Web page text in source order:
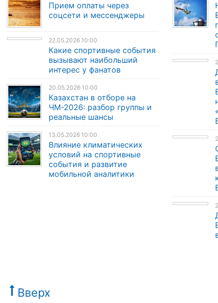
Прием оплаты через
соцсети и мессенджеры
22.05.2026 10:00
Какие спортивные события
вызывают наибольший
интерес у фанатов
20.05.2026 10:00
Казахстан в отборе на
ЧМ-2026: разбор группы и
реальные шансы
13.05.2026 10:00
Влияние климатических
условий на спортивные
события и развитие
мобильной аналитики
Вверх